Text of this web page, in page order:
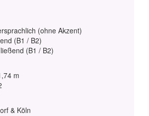
(ohne Akzent)
(B1 / B2)
(B1 / B2)
m
& Köln